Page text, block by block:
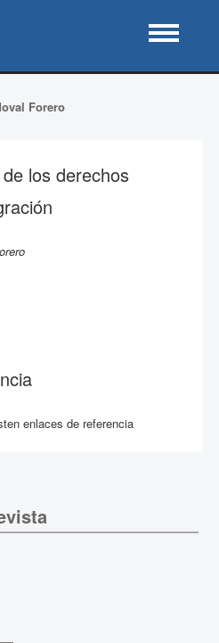
Forero
los derechos
enlaces de referencia